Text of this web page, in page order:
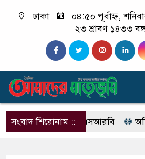
ঢাকা
০৪:৫০ পূর্বাহ্ন,
২৩ শ্রাবণ ১৪৩৩
সংবাদ শিরোনাম ::
বদলে আসছে এসআরবি অফিস